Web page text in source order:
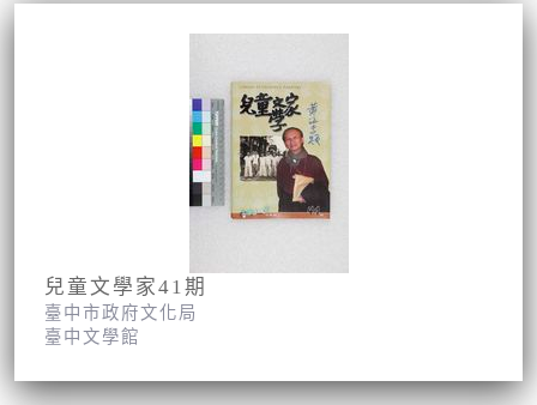
兒童文學家41期
臺中市政府文化局
臺中文學館